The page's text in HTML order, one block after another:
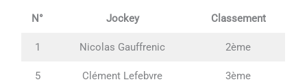
N° Jockey Classement
1 Nicolas Gauffrenic 2ème
5 Clément Lefebvre 3ème